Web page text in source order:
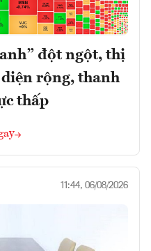
đột ngột, thị
rộng, thanh
thấp
11:44, 06/08/2026